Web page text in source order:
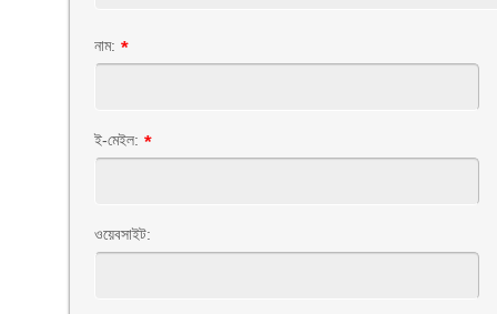
নাম: *
ই-মেইল: *
ওয়েবসাইট: